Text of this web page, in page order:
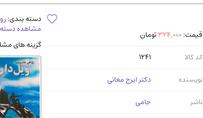
قیمت: 324,000تومان
کد کالا
1241
نویسنده
دکتر ایرج معانی
ناشر
جامی
دسته بندی:
مشاهده
گزینه های